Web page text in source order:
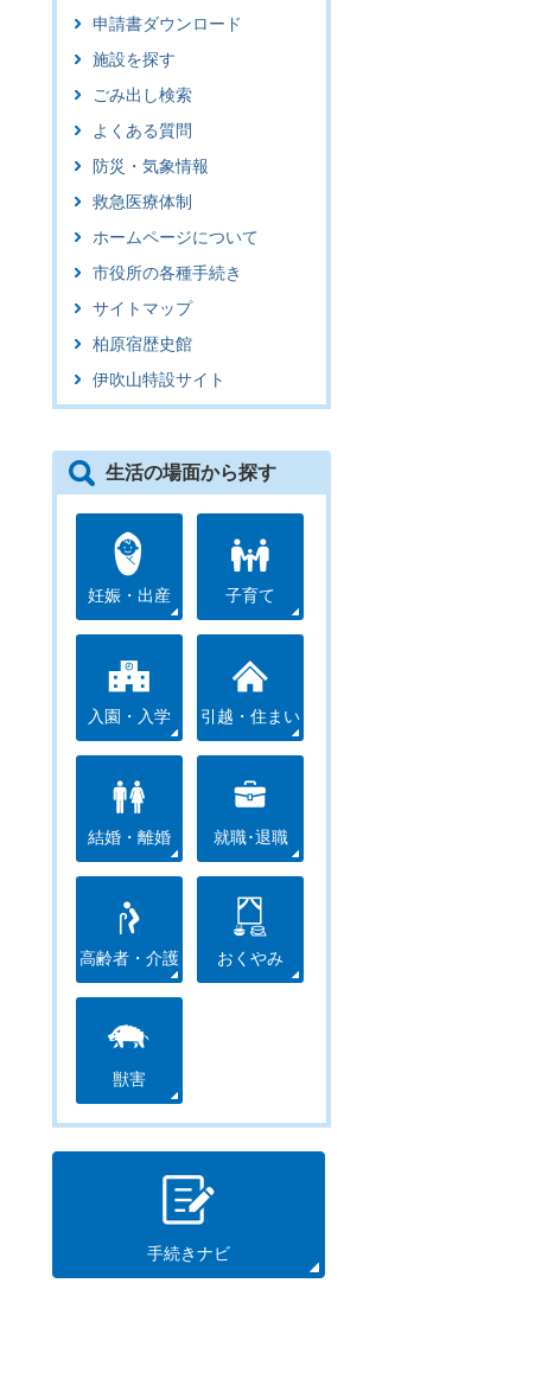
申請書ダウンロード
施設を探す
ごみ出し検索
よくある質問
防災・気象情報
救急医療体制
ホームページについて
市役所の各種手続き
サイトマップ
柏原宿歴史館
伊吹山特設サイト
生活の場面から探す
妊娠・出産 子育て
入園・入学 引越・住まい
結婚・離婚 就職･退職
高齢者・介護 おくやみ
獣害
手続きナビ